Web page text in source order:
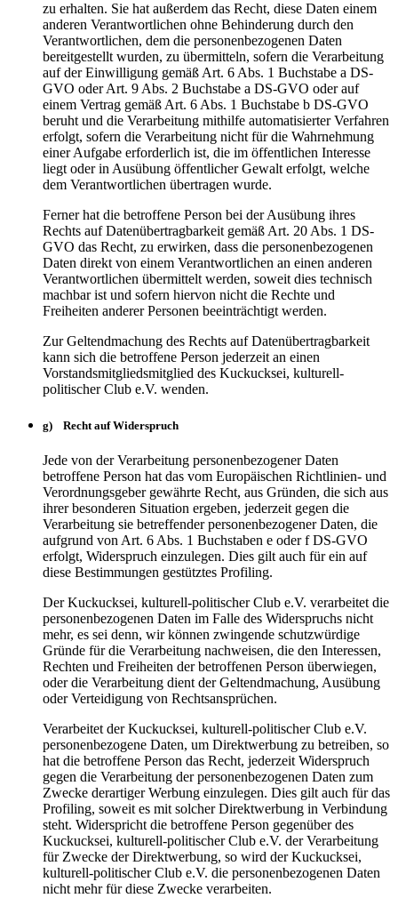
zu erhalten. Sie hat außerdem das Recht, diese Daten einem
anderen Verantwortlichen ohne Behinderung durch den
Verantwortlichen, dem die personenbezogenen Daten
bereitgestellt wurden, zu übermitteln, sofern die Verarbeitung
auf der Einwilligung gemäß Art. 6 Abs. 1 Buchstabe a DS-
GVO oder Art. 9 Abs. 2 Buchstabe a DS-GVO oder auf
einem Vertrag gemäß Art. 6 Abs. 1 Buchstabe b DS-GVO
beruht und die Verarbeitung mithilfe automatisierter Verfahren
erfolgt, sofern die Verarbeitung nicht für die Wahrnehmung
einer Aufgabe erforderlich ist, die im öffentlichen Interesse
liegt oder in Ausübung öffentlicher Gewalt erfolgt, welche
dem Verantwortlichen übertragen wurde.
Ferner hat die betroffene Person bei der Ausübung ihres
Rechts auf Datenübertragbarkeit gemäß Art. 20 Abs. 1 DS-
GVO das Recht, zu erwirken, dass die personenbezogenen
Daten direkt von einem Verantwortlichen an einen anderen
Verantwortlichen übermittelt werden, soweit dies technisch
machbar ist und sofern hiervon nicht die Rechte und
Freiheiten anderer Personen beeinträchtigt werden.
Zur Geltendmachung des Rechts auf Datenübertragbarkeit
kann sich die betroffene Person jederzeit an einen
Vorstandsmitgliedsmitglied des Kuckucksei, kulturell-
politischer Club e.V. wenden.
g) Recht auf Widerspruch
Jede von der Verarbeitung personenbezogener Daten
betroffene Person hat das vom Europäischen Richtlinien- und
Verordnungsgeber gewährte Recht, aus Gründen, die sich aus
ihrer besonderen Situation ergeben, jederzeit gegen die
Verarbeitung sie betreffender personenbezogener Daten, die
aufgrund von Art. 6 Abs. 1 Buchstaben e oder f DS-GVO
erfolgt, Widerspruch einzulegen. Dies gilt auch für ein auf
diese Bestimmungen gestütztes Profiling.
Der Kuckucksei, kulturell-politischer Club e.V. verarbeitet die
personenbezogenen Daten im Falle des Widerspruchs nicht
mehr, es sei denn, wir können zwingende schutzwürdige
Gründe für die Verarbeitung nachweisen, die den Interessen,
Rechten und Freiheiten der betroffenen Person überwiegen,
oder die Verarbeitung dient der Geltendmachung, Ausübung
oder Verteidigung von Rechtsansprüchen.
Verarbeitet der Kuckucksei, kulturell-politischer Club e.V.
personenbezogene Daten, um Direktwerbung zu betreiben, so
hat die betroffene Person das Recht, jederzeit Widerspruch
gegen die Verarbeitung der personenbezogenen Daten zum
Zwecke derartiger Werbung einzulegen. Dies gilt auch für das
Profiling, soweit es mit solcher Direktwerbung in Verbindung
steht. Widerspricht die betroffene Person gegenüber des
Kuckucksei, kulturell-politischer Club e.V. der Verarbeitung
für Zwecke der Direktwerbung, so wird der Kuckucksei,
kulturell-politischer Club e.V. die personenbezogenen Daten
nicht mehr für diese Zwecke verarbeiten.